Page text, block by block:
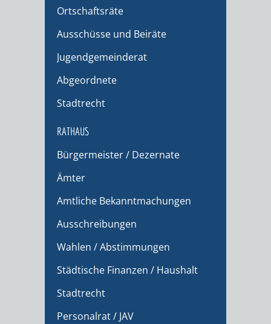
Ortschaftsräte
Ausschüsse und Beiräte
Jugendgemeinderat
Abgeordnete
Stadtrecht
RATHAUS
Bürgermeister / Dezernate
Ämter
Amtliche Bekanntmachungen
Ausschreibungen
Wahlen / Abstimmungen
Städtische Finanzen / Haushalt
Stadtrecht
Personalrat / JAV